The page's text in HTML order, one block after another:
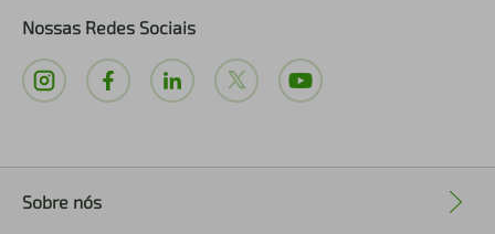
Nossas Redes Sociais
Sobre nós